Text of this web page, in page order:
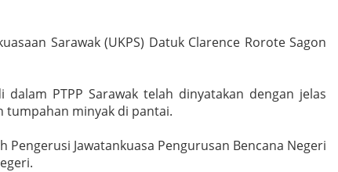
Sarawak (UKPS) Datuk Clarence Rorote Sagon
dalam PTPP Sarawak telah dinyatakan dengan jelas
tumpahan minyak di pantai.
Jawatankuasa Pengurusan Bencana Negeri